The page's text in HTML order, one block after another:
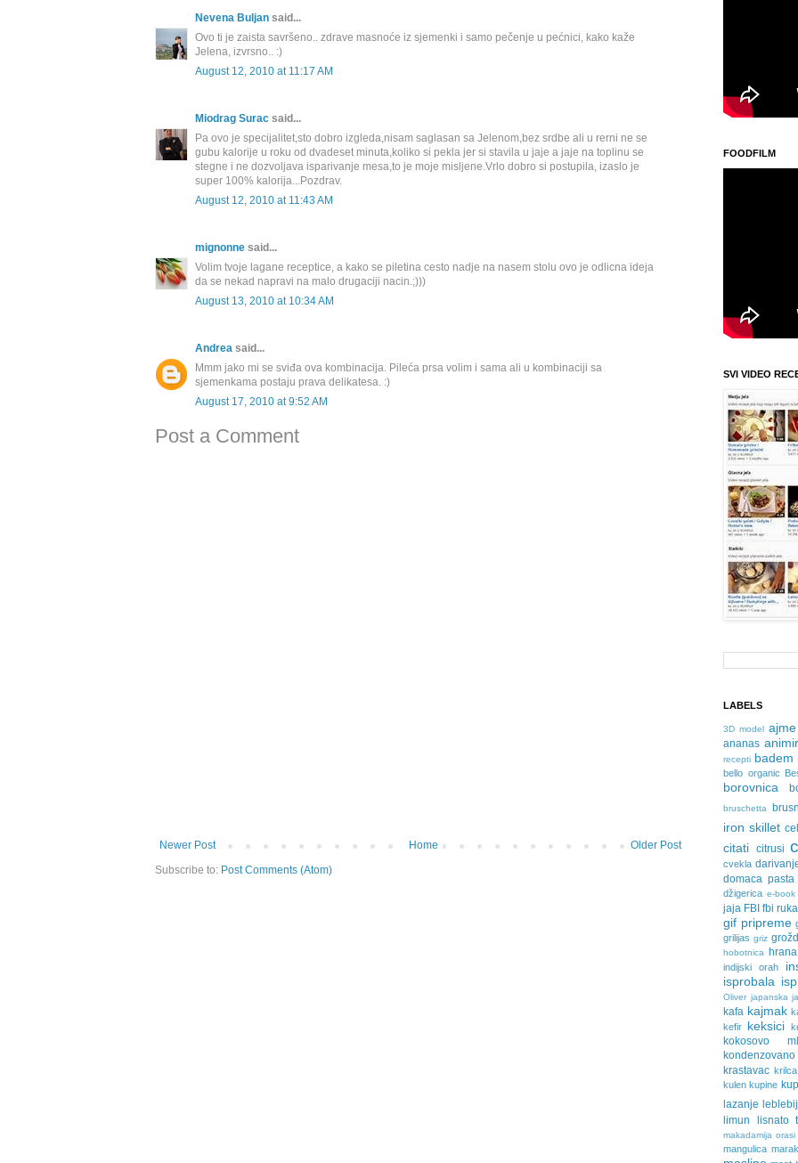
Nevena Buljan said...
Ovo ti je zaista savršeno.. zdrave masnoće iz sjemenki i samo pečenje u pećnici, kako kaže
Jelena, izvrsno.. :)
August 12, 2010 at 11:17 AM
Miodrag Surac said...
Pa ovo je specijalitet,sto dobro izgleda,nisam saglasan sa Jelenom,bez srdbe ali u rerni ne se
gubu kalorije u roku od dvadeset minuta,koliko si pekla jer si stavila u jaje a jaje na toplinu se
stegne i ne dozvoljava isparivanje mesa,to je moje misljene.Vrlo dobro si postupila, izaslo je
super 100% kalorija...Pozdrav.
August 12, 2010 at 11:43 AM
mignonne said...
Volim tvoje lagane receptice, a kako se piletina cesto nadje na nasem stolu ovo je odlicna ideja
da se nekad napravi na malo drugaciji nacin.;)))
August 13, 2010 at 10:34 AM
Andrea said...
Mmm jako mi se sviđa ova kombinacija. Pileća prsa volim i sama ali u kombinaciji sa
sjemenkama postaju prava delikatesa. :)
August 17, 2010 at 9:52 AM
Post a Comment
Newer Post Older Post
Home
Subscribe to: Post Comments (Atom)
FOODFILM
SVI VIDEO
LABELS
3D model
ananas
recepti badem
bello organic
borovnica
bruschetta
iron skillet
citati citrusi
cvekla
domaca pasta
džigerica e-book
jaja FBI fbi
gif pripreme
grilijas griz
hobotnica
indijski orah
isprobala
Oliver japanska
kafa kajmak
kefir keksici
kokosovo
krastavac krilca
kulen kupine
lazanje
limun
lisnato
makadamija orasi
mangulica